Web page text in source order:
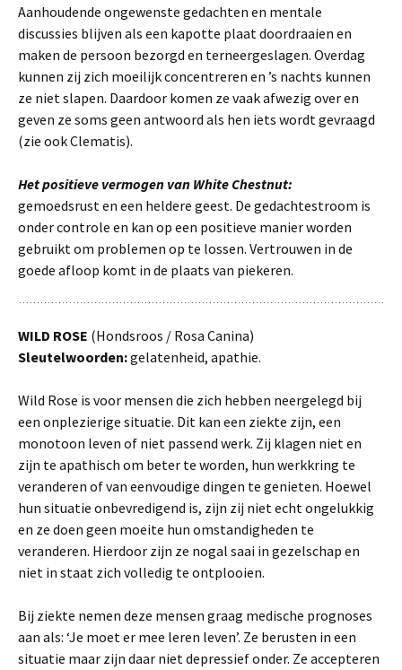
Aanhoudende ongewenste gedachten en mentale
discussies blijven als een kapotte plaat doordraaien en
maken de persoon bezorgd en terneergeslagen. Overdag
kunnen zij zich moeilijk concentreren en ’s nachts kunnen
ze niet slapen. Daardoor komen ze vaak afwezig over en
geven ze soms geen antwoord als hen iets wordt gevraagd
(zie ook Clematis).
Het positieve vermogen van White Chestnut:
gemoedsrust en een heldere geest. De gedachtestroom is
onder controle en kan op een positieve manier worden
gebruikt om problemen op te lossen. Vertrouwen in de
goede afloop komt in de plaats van piekeren.
WILD ROSE (Hondsroos / Rosa Canina)
Sleutelwoorden:gelatenheid, apathie.
Wild Rose is voor mensen die zich hebben neergelegd bij
een onplezierige situatie. Dit kan een ziekte zijn, een
monotoon leven of niet passend werk. Zij klagen niet en
zijn te apathisch om beter te worden, hun werkkring te
veranderen of van eenvoudige dingen te genieten. Hoewel
hun situatie onbevredigend is, zijn zij niet echt ongelukkig
en ze doen geen moeite hun omstandigheden te
veranderen. Hierdoor zijn ze nogal saai in gezelschap en
niet in staat zich volledig te ontplooien.
Bij ziekte nemen deze mensen graag medische prognoses
aan als: ‘Je moet er mee leren leven’. Ze berusten in een
situatie maar zijn daar niet depressief onder. Ze accepteren